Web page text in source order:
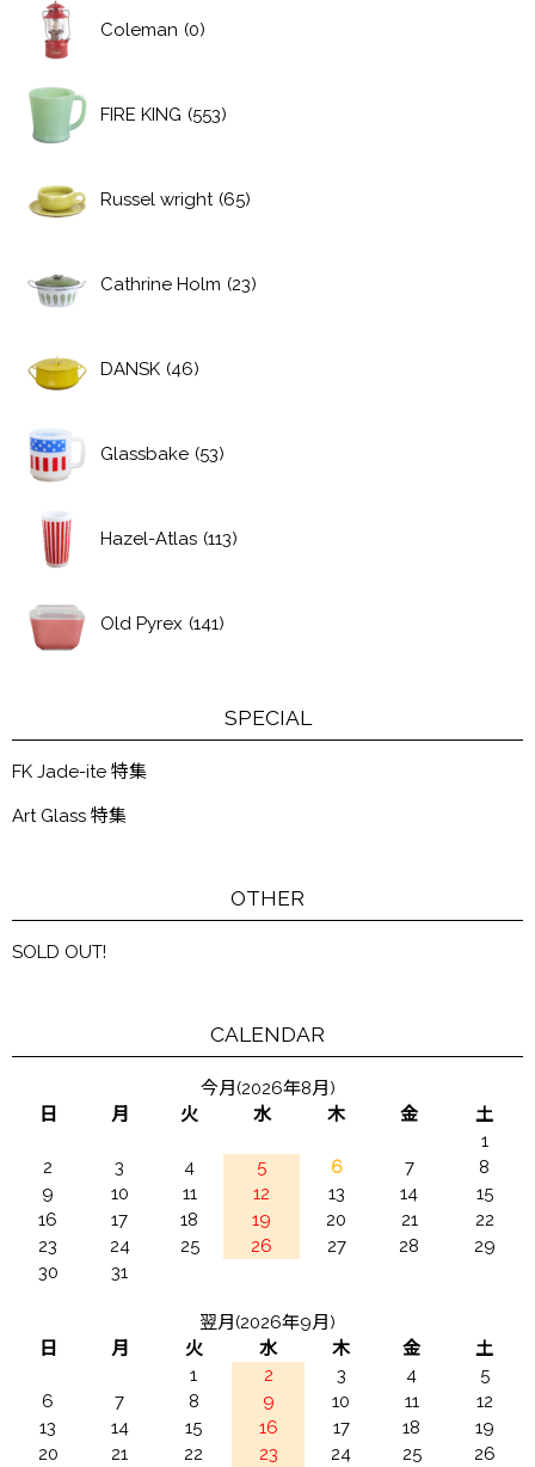
Coleman (0)
FIRE KING (553)
Russel wright (65)
Cathrine Holm (23)
DANSK (46)
Glassbake (53)
Hazel-Atlas (113)
Old Pyrex (141)
SPECIAL
FK Jade-ite 特集
Art Glass 特集
OTHER
SOLD OUT!
CALENDAR
今月(2026年8月)
日
月 火 水 木 金
土
1
2
3 4 5 6 7
8
9
10 11 12 13 14
15
16
17 18 19 20 21
22
23
24 25 26 27 28
29
30
31
翌月(2026年9月)
日
月 火 水 木 金
土
1
2 3 4
5
6
7 8 9 10 11
12
13
14 15 16 17 18
19
20
21 22 23 24 25
26